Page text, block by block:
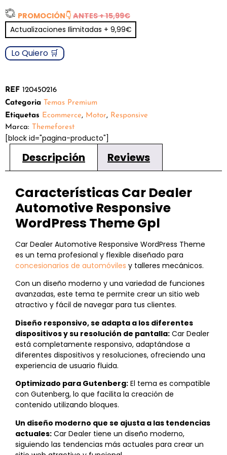
4.83
5 basado
en
puntuaciones
de clientes
PROMOCIÓN👇 ANTES + 15,99€
Actualizaciones Ilimitadas + 9,99€
Lo Quiero 🛒
REF 120450216
Categoria Temas Premium
Etiquetas Ecommerce, Motor, Responsive
Marca: Themeforest
[block id="pagina-producto"]
Descripción Reviews
Características Car Dealer
Automotive Responsive
WordPress Theme Gpl
Car Dealer Automotive Responsive WordPress Theme
es un tema profesional y flexible diseñado para
concesionarios de automóviles y talleres mecánicos.
Con un diseño moderno y una variedad de funciones
avanzadas, este tema te permite crear un sitio web
atractivo y fácil de navegar para tus clientes.
Diseño responsivo, se adapta a los diferentes
dispositivos y su resolución de pantalla: Car Dealer
está completamente responsivo, adaptándose a
diferentes dispositivos y resoluciones, ofreciendo una
experiencia de usuario fluida.
Optimizado para Gutenberg: El tema es compatible
con Gutenberg, lo que facilita la creación de
contenido utilizando bloques.
Un diseño moderno que se ajusta a las tendencias
actuales: Car Dealer tiene un diseño moderno,
siguiendo las tendencias más actuales para crear un